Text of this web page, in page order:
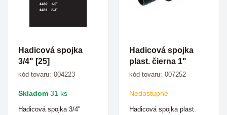
Hadicová spojka
3/4" [25]
kód tovaru: 004223
Skladom 31 ks
Hadicová spojka 3/4"
Hadicová spojka
plast. čierna 1"
kód tovaru: 007252
Nedostupné
Hadicová spojka plast.